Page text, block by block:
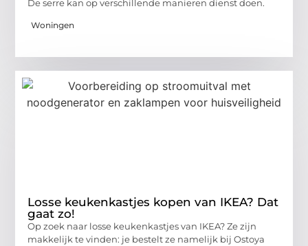
De serre kan op verschillende manieren dienst doen.
Woningen
Losse keukenkastjes kopen van IKEA? Dat
gaat zo!
Op zoek naar losse keukenkastjes van IKEA? Ze zijn
makkelijk te vinden: je bestelt ze namelijk bij Ostoya